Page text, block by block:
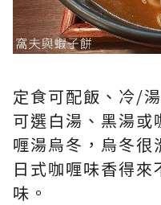
定食可配飯、冷/
可選白湯、黑湯或
喱湯烏冬，烏冬很
日式咖喱味香得來
味。